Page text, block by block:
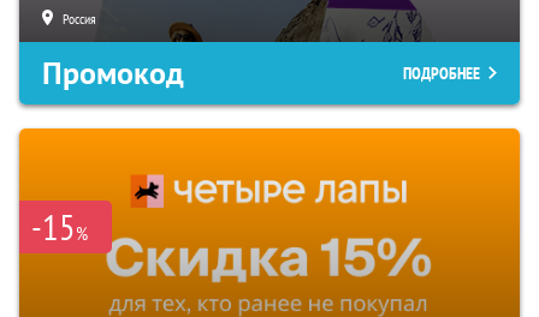
Россия
Промокод ПОДРОБНЕЕ
-15%